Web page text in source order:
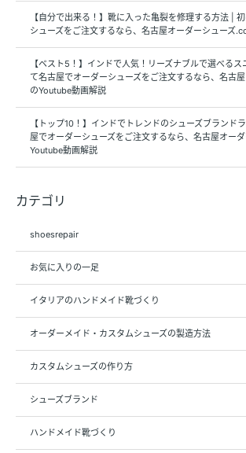
【自分で出来る！】靴に入った亀裂を修理する方法 |
シューズをご注文するなら、名古屋オーダーシューズ
【ベスト5！】インドで人気！リーズナブルで選べる
て名古屋でオーダーシューズをご注文するなら、名古
のYoutube動画解説
【トップ10！】インドでトレンドのシューズブランド
屋でオーダーシューズをご注文するなら、名古屋オー
Youtube動画解説
カテゴリ
shoesrepair
お気に入りの一足
イタリアのハンドメイド靴づくり
オーダーメイド・カスタムシューズの製造方法
カスタムシューズの作り方
シューズブランド
ハンドメイド靴づくり